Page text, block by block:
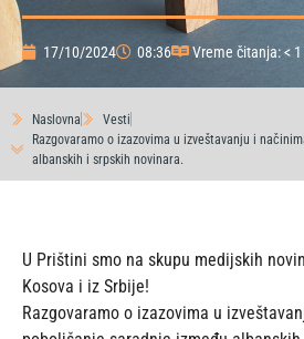
17/10/2024 08:36 Vreme čitanja: <
Naslovna
Vesti
Razgovaramo o izazovima u izveštavanju i
albanskih i srpskih novinara.
U Prištini smo na skupu medijskih
Kosova i iz Srbije!
Razgovaramo o izazovima u